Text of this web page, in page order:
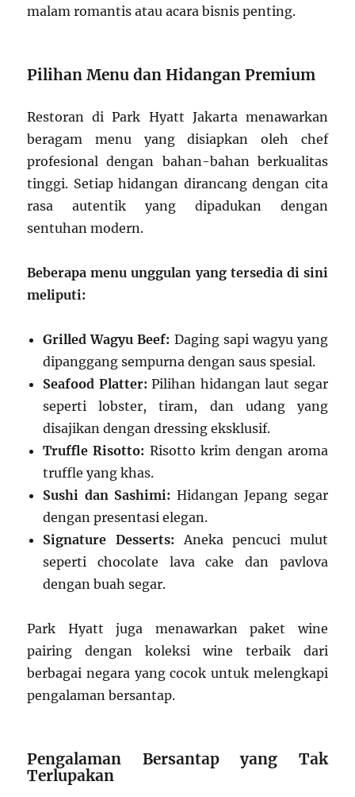
malam romantis atau acara bisnis penting.
Pilihan Menu dan Hidangan Premium
Restoran di Park Hyatt Jakarta menawarkan
beragam menu yang disiapkan oleh chef
profesional dengan bahan-bahan berkualitas
tinggi. Setiap hidangan dirancang dengan cita
rasa autentik yang dipadukan dengan
sentuhan modern.
Beberapa menu unggulan yang tersedia di sini
meliputi:
Grilled Wagyu Beef: Daging sapi wagyu yang
dipanggang sempurna dengan saus spesial.
Seafood Platter: Pilihan hidangan laut segar
seperti lobster, tiram, dan udang yang
disajikan dengan dressing eksklusif.
Truffle Risotto: Risotto krim dengan aroma
truffle yang khas.
Sushi dan Sashimi: Hidangan Jepang segar
dengan presentasi elegan.
Signature Desserts: Aneka pencuci mulut
seperti chocolate lava cake dan pavlova
dengan buah segar.
Park Hyatt juga menawarkan paket wine
pairing dengan koleksi wine terbaik dari
berbagai negara yang cocok untuk melengkapi
pengalaman bersantap.
Pengalaman Bersantap yang Tak
Terlupakan